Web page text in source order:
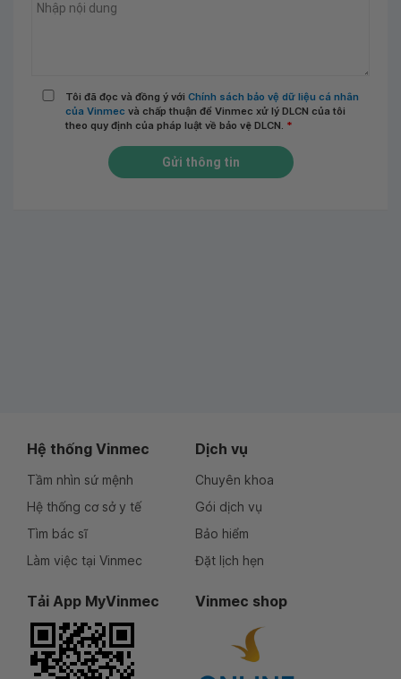
Tôi đã đọc và đồng ý với Chính sách bảo vệ dữ liệu cá nhân
của Vinmec và chấp thuận để Vinmec xử lý DLCN của tôi
theo quy định của pháp luật về bảo vệ DLCN. *
Gửi thông tin
Hệ thống Vinmec
Tầm nhìn sứ mệnh
Hệ thống cơ sở y tế
Tìm bác sĩ
Làm việc tại Vinmec
Dịch vụ
Chuyên khoa
Gói dịch vụ
Bảo hiểm
Đặt lịch hẹn
Tải App MyVinmec Vinmec shop